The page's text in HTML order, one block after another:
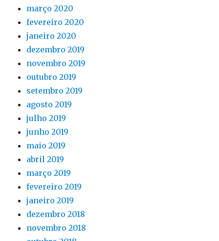
março 2020
fevereiro 2020
janeiro 2020
dezembro 2019
novembro 2019
outubro 2019
setembro 2019
agosto 2019
julho 2019
junho 2019
maio 2019
abril 2019
março 2019
fevereiro 2019
janeiro 2019
dezembro 2018
novembro 2018